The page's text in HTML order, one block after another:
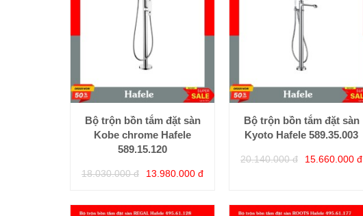
Bộ trộn bồn tắm đặt sàn
Kobe chrome Hafele
589.15.120
18.030.000 đ 13.980.000 đ
Bộ trộn bồn tắm đặt sàn
Kyoto Hafele 589.35.003
20.140.000 đ 15.660.000 đ